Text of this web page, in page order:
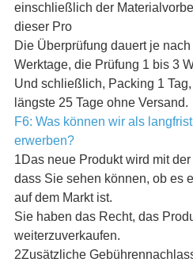
einschließlich der
dieser Pro
Die Überprüfung dauert je
Werktage, die Prüfung 1 bis 3
Und schließlich, Packing 1
längste 25 Tage ohne Versand.
F6: Was können wir als
erwerben?
1Das neue Produkt wird mit
dass Sie sehen können, ob es
auf dem Markt ist.
Sie haben das Recht, das
weiterzuverkaufen.
2Zusätzliche